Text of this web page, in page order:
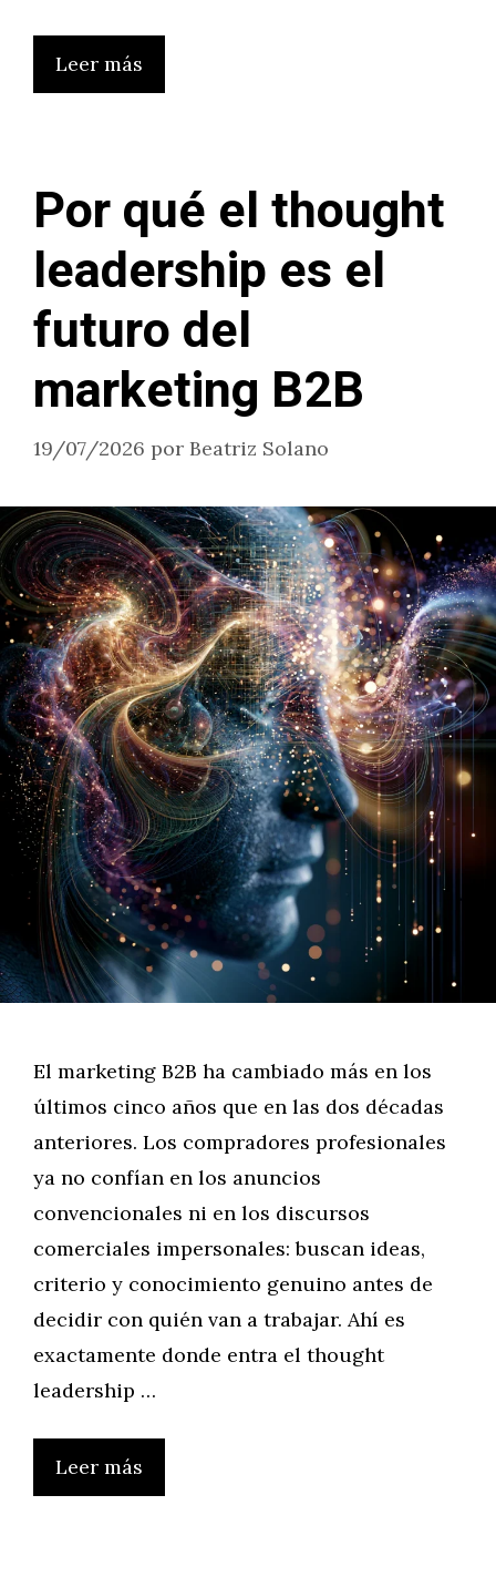
Leer más
Por qué el thought
leadership es el
futuro del
marketing B2B
19/07/2026 por Beatriz Solano
El marketing B2B ha cambiado más en los
últimos cinco años que en las dos décadas
anteriores. Los compradores profesionales
ya no confían en los anuncios
convencionales ni en los discursos
comerciales impersonales: buscan ideas,
criterio y conocimiento genuino antes de
decidir con quién van a trabajar. Ahí es
exactamente donde entra el thought
leadership …
Leer más